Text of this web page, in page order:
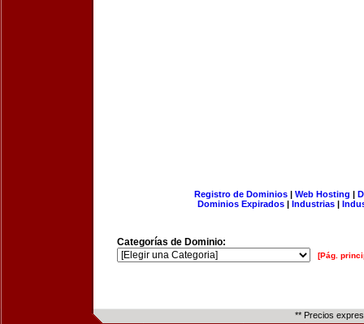
Registro de Dominios| Web Hosting |
Dominios Expirados | Industrias |
Categorías de Dominio:
[Pág.
** Precios